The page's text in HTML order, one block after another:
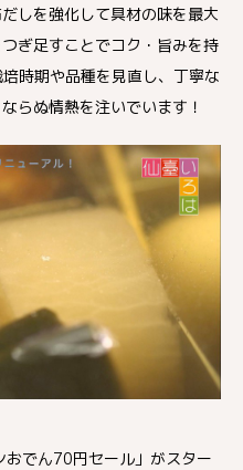
しを強化して具材の味を最大
ぎ足すことでコク・旨みを持
時期や品種を見直し、丁寧な
らぬ情熱を注いでいます！
でん70円セール」がスター